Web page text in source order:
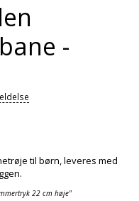
-
til børn, leveres med
22 cm høje"